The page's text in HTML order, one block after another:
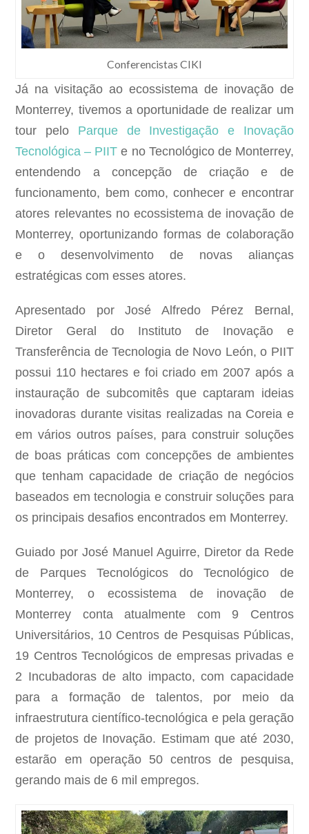
Conferencistas CIKI
Já na visitação ao ecossistema de inovação de
Monterrey, tivemos a oportunidade de realizar um
tour pelo Parque de Investigação e Inovação
Tecnológica – PIIT e no Tecnológico de Monterrey,
entendendo a concepção de criação e de
funcionamento, bem como, conhecer e encontrar
atores relevantes no ecossistema de inovação de
Monterrey, oportunizando formas de colaboração
e o desenvolvimento de novas alianças
estratégicas com esses atores.
Apresentado por José Alfredo Pérez Bernal,
Diretor Geral do Instituto de Inovação e
Transferência de Tecnologia de Novo León, o PIIT
possui 110 hectares e foi criado em 2007 após a
instauração de subcomitês que captaram ideias
inovadoras durante visitas realizadas na Coreia e
em vários outros países, para construir soluções
de boas práticas com concepções de ambientes
que tenham capacidade de criação de negócios
baseados em tecnologia e construir soluções para
os principais desafios encontrados em Monterrey.
Guiado por José Manuel Aguirre, Diretor da Rede
de Parques Tecnológicos do Tecnológico de
Monterrey, o ecossistema de inovação de
Monterrey conta atualmente com 9 Centros
Universitários, 10 Centros de Pesquisas Públicas,
19 Centros Tecnológicos de empresas privadas e
2 Incubadoras de alto impacto, com capacidade
para a formação de talentos, por meio da
infraestrutura científico-tecnológica e pela geração
de projetos de Inovação. Estimam que até 2030,
estarão em operação 50 centros de pesquisa,
gerando mais de 6 mil empregos.